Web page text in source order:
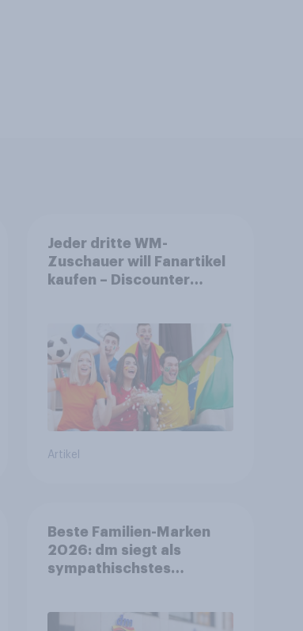
Jeder dritte WM-
Zuschauer will Fanartikel
kaufen – Discounter
Artikel
Beste Familien-Marken
2026: dm siegt als
sympathischstes